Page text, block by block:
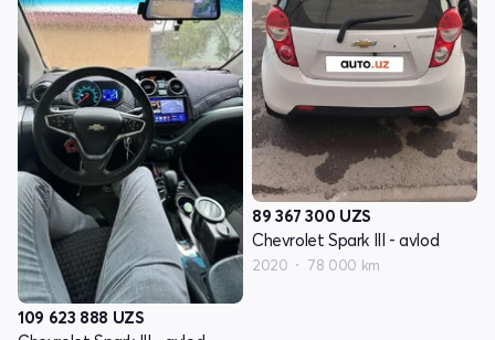
109 623 888 UZS
89 367 300 UZS
Chevrolet Spark III - avlod
2020 78 000 km